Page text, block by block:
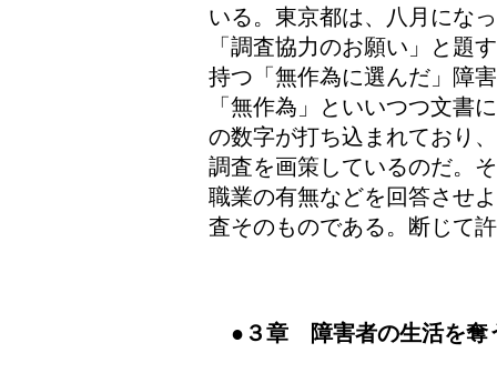
いる。東京都は、八月にな
「調査協力のお願い」と題
持つ「無作為に選んだ」障
「無作為」といいつつ文書
の数字が打ち込まれており
調査を画策しているのだ。
職業の有無などを回答させ
査そのものである。断じて
● ３章 障害者の生活を奪